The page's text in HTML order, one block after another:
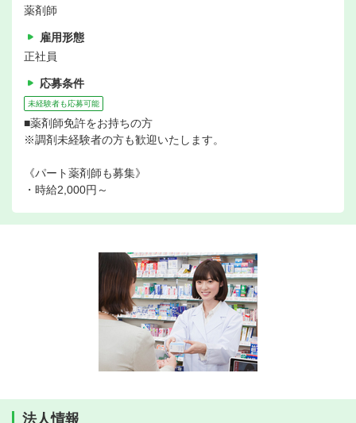
薬剤師
雇用形態
正社員
応募条件
未経験者も応募可能
■薬剤師免許をお持ちの方
※調剤未経験者の方も歓迎いたします。
《パート薬剤師も募集》
・時給2,000円～
法人情報